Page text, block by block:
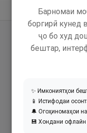
Барномаи
боргирӣ кунед
ҷо бо худ
бештар,
✨ Имкониятҳои
📱 Истифодаи
🔔 Огоҳиномаҳои
💾 Хондани офлайн